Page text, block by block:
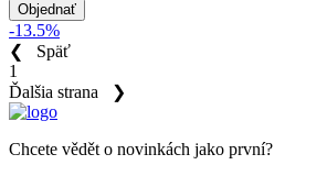
Objednať
-13.5%
❮ Späť
1
Ďalšia strana ❯
Chcete vědět o novinkách jako první?